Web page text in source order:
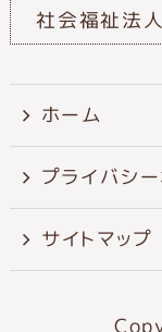
社会福祉法
ホーム
プライバシ
サイトマップ